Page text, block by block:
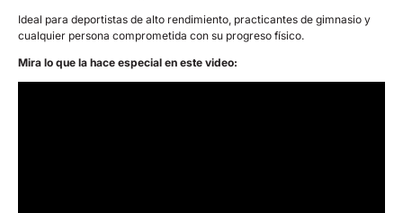
Ideal para deportistas de alto rendimiento, practicantes de gimnasio y
cualquier persona comprometida con su progreso físico.
Mira lo que la hace especial en este video: